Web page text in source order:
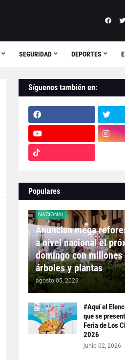
SEGURIDAD DEPORTES
Síguenos también en:
Populares
NACIONAL
Anuncian mega
a nivel nacional el
domingo con millones
árboles y plantas
agosto 05, 2026
#Aquí el
que se
Feria de Los
2026
junio 02, 2026